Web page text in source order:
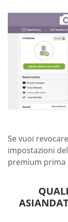
Se vuoi
impostazioni
premium prima